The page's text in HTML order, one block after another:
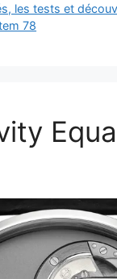
les tests et
78